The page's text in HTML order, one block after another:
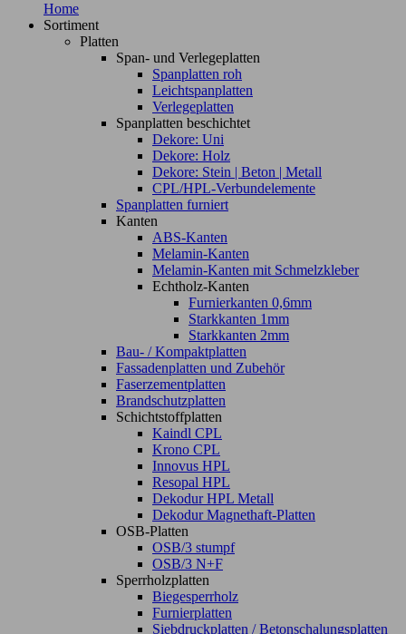
Home
Sortiment
Platten
Span- und Verlegeplatten
Spanplatten roh
Leichtspanplatten
Verlegeplatten
Spanplatten beschichtet
Dekore: Uni
Dekore: Holz
Dekore: Stein | Beton | Metall
CPL/HPL-Verbundelemente
Spanplatten furniert
Kanten
ABS-Kanten
Melamin-Kanten
Melamin-Kanten mit Schmelzkleber
Echtholz-Kanten
Furnierkanten 0,6mm
Starkkanten 1mm
Starkkanten 2mm
Bau- / Kompaktplatten
Fassadenplatten und Zubehör
Faserzementplatten
Brandschutzplatten
Schichtstoffplatten
Kaindl CPL
Krono CPL
Innovus HPL
Resopal HPL
Dekodur HPL Metall
Dekodur Magnethaft-Platten
OSB-Platten
OSB/3 stumpf
OSB/3 N+F
Sperrholzplatten
Biegesperrholz
Furnierplatten
Siebdruckplatten / Betonschalungsplatten